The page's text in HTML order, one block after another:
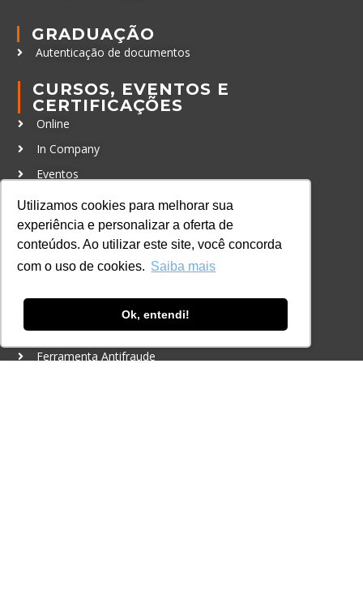
Utilizamos cookies para melhorar sua
experiência e personalizar a oferta de
conteúdos. Ao utilizar este site, você concorda
com o uso de cookies. Saiba mais
Ok, entendi!
GRADUAÇÃO
Autenticação de documentos
CURSOS, EVENTOS E
CERTIFICAÇÕES
Online
In Company
Eventos
Certificações
CONTATO
Ferramenta Antifraude